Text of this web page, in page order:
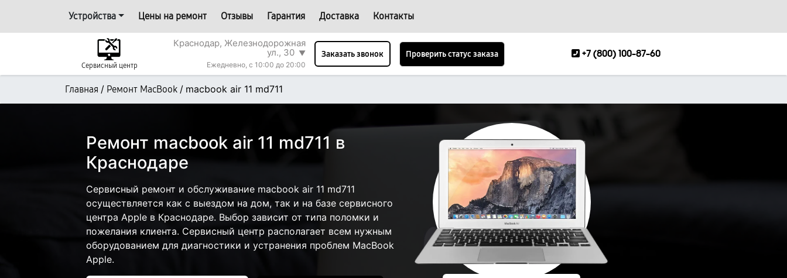
Устройства Цены на ремонт Отзывы Гарантия Доставка Контакты
Сервисный центр
Краснодар, Железнодорожная
ул., 30 ▼
Ежедневно, с 10:00 до 20:00
Заказать звонок Проверить статус заказа +7 (800) 100-87-60
Главная / Ремонт MacBook / macbook air 11 md711
Ремонт macbook air 11 md711 в
Краснодаре
Сервисный ремонт и обслуживание macbook air 11 md711
осуществляется как с выездом на дом, так и на базе сервисного
центра Apple в Краснодаре. Выбор зависит от типа поломки и
пожелания клиента. Сервисный центр располагает всем нужным
оборудованием для диагностики и устранения проблем MacBook
Apple.